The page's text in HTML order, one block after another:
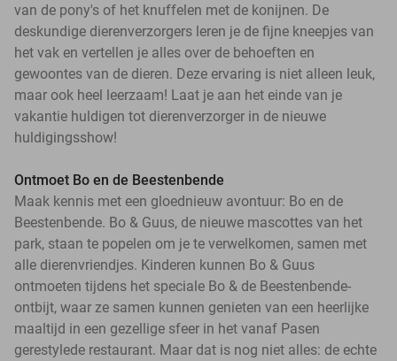
van de pony's of het knuffelen met de konijnen. De
deskundige dierenverzorgers leren je de fijne kneepjes van
het vak en vertellen je alles over de behoeften en
gewoontes van de dieren. Deze ervaring is niet alleen leuk,
maar ook heel leerzaam! Laat je aan het einde van je
vakantie huldigen tot dierenverzorger in de nieuwe
huldigingsshow!
Ontmoet Bo en de Beestenbende
Maak kennis met een gloednieuw avontuur: Bo en de
Beestenbende. Bo & Guus, de nieuwe mascottes van het
park, staan te popelen om je te verwelkomen, samen met
alle dierenvriendjes. Kinderen kunnen Bo & Guus
ontmoeten tijdens het speciale Bo & de Beestenbende-
ontbijt, waar ze samen kunnen genieten van een heerlijke
maaltijd in een gezellige sfeer in het vanaf Pasen
gerestylede restaurant. Maar dat is nog niet alles: de echte